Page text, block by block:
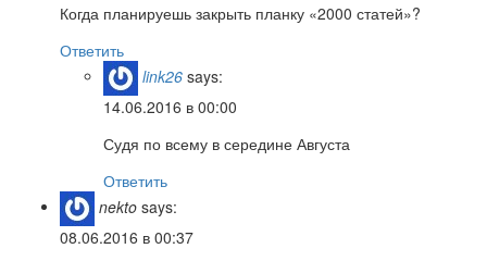
Когда планируешь закрыть планку «2000 статей»?
Ответить
link26 says:
14.06.2016 в 00:00
Судя по всему в середине Августа
Ответить
nekto says:
08.06.2016 в 00:37